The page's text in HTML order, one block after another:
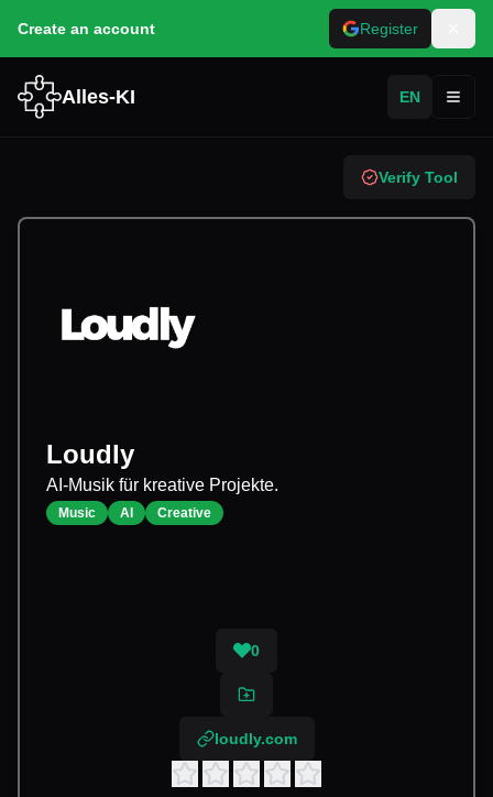
Create an account Register
Alles-KI EN
Verify Tool
Loudly
AI-Musik für kreative Projekte.
Music AI Creative
0
loudly.com